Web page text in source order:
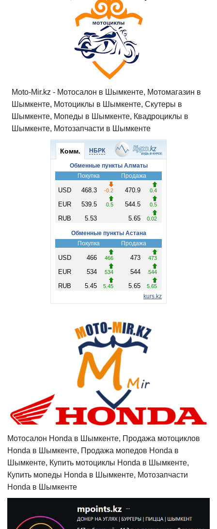
Moto-Mir.kz - Мотосалон в Шымкенте, Мотомагазин в
Шымкенте, Мотоциклы в Шымкенте, Скутеры в
Шымкенте, Мопеды в Шымкенте, Квадроциклы в
Шымкенте, Мотозапчасти в Шымкенте
Мотосалон Honda в Шымкенте, Продажа мотоциклов
Honda в Шымкенте, Продажа мопедов Honda в
Шымкенте, Купить мотоциклы Honda в Шымкенте,
Купить мопеды Honda в Шымкенте, Мотозапчасти
Honda в Шымкенте